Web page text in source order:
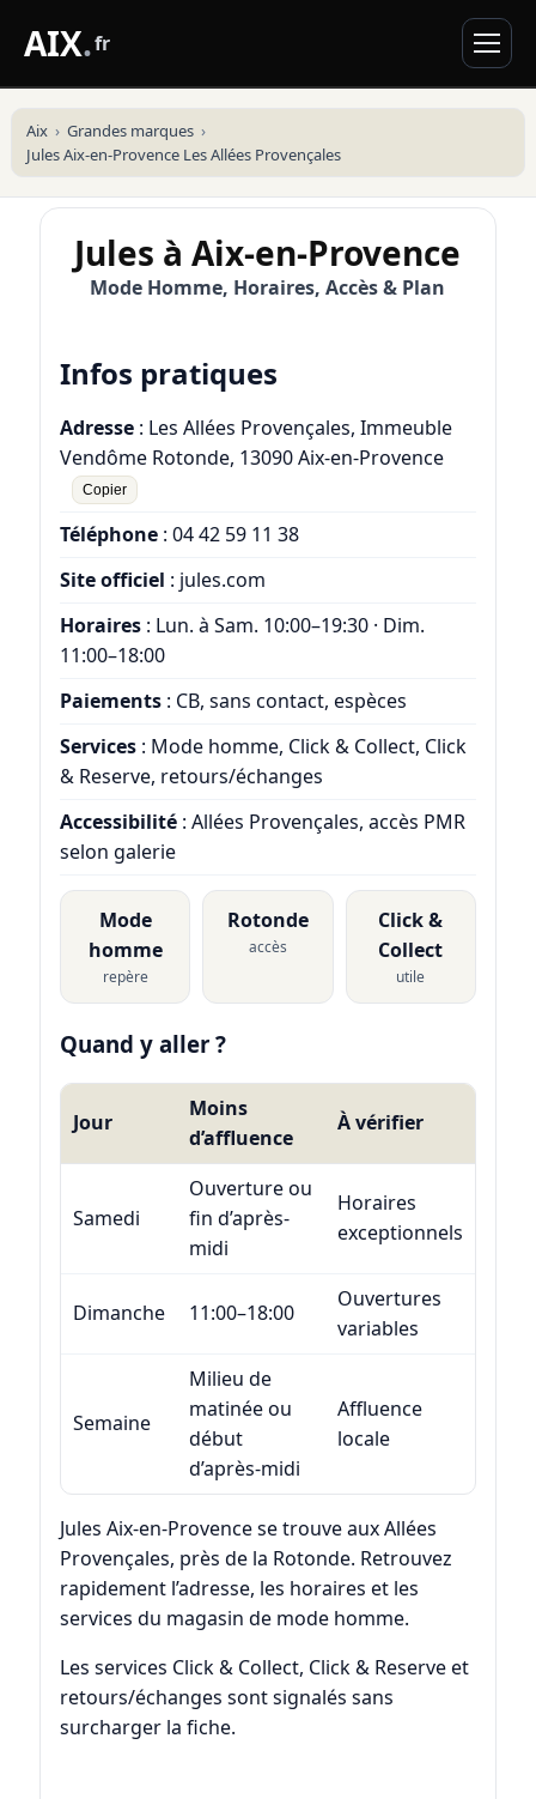
AIX.fr
Aix
Grandes marques
Jules Aix-en-Provence Les Allées Provençales
Jules à Aix-en-Provence
Mode Homme, Horaires, Accès & Plan
Infos pratiques
Adresse: Les Allées Provençales, Immeuble
Vendôme Rotonde, 13090 Aix-en-Provence
Copier
Téléphone: 04 42 59 11 38
Site officiel : jules.com
Horaires: Lun. à Sam. 10:00–19:30 · Dim.
11:00–18:00
Paiements: CB, sans contact, espèces
Services: Mode homme, Click & Collect, Click
& Reserve, retours/échanges
Accessibilité: Allées Provençales, accès PMR
selon galerie
Mode
homme
repère
Rotonde
accès
Click &
Collect
utile
Quand y aller ?
Jour
Moins
d’affluence
À vérifier
Samedi
Ouverture ou
fin d’après-
midi
Horaires
exceptionnels
Dimanche 11:00–18:00
Ouvertures
variables
Semaine
Milieu de
matinée ou
début
d’après-midi
Affluence
locale
Jules Aix-en-Provence se trouve aux Allées
Provençales, près de la Rotonde. Retrouvez
rapidement l’adresse, les horaires et les
services du magasin de mode homme.
Les services Click & Collect, Click & Reserve et
retours/échanges sont signalés sans
surcharger la fiche.